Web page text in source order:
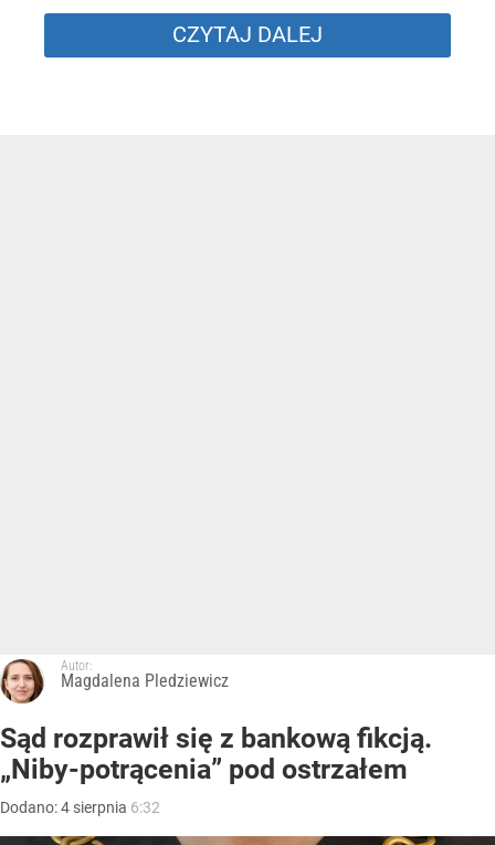
CZYTAJ DALEJ
Autor:
Magdalena Pledziewicz
Sąd rozprawił się z bankową fikcją.
„Niby-potrącenia” pod ostrzałem
Dodano:4 sierpnia 6:32